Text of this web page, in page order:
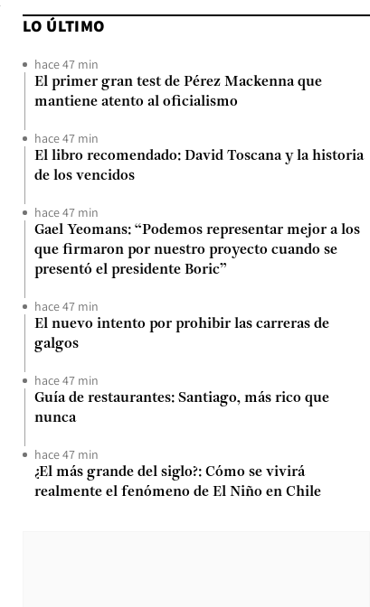
LO ÚLTIMO
hace 47 min
El primer gran test de Pérez Mackenna que
mantiene atento al oficialismo
hace 47 min
El libro recomendado: David Toscana y la historia
de los vencidos
hace 47 min
Gael Yeomans: “Podemos representar mejor a los
que firmaron por nuestro proyecto cuando se
presentó el presidente Boric”
hace 47 min
El nuevo intento por prohibir las carreras de
galgos
hace 47 min
Guía de restaurantes: Santiago, más rico que
nunca
hace 47 min
¿El más grande del siglo?: Cómo se vivirá
realmente el fenómeno de El Niño en Chile